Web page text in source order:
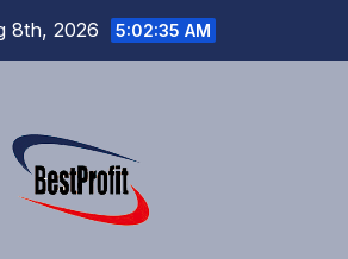
8th, 2026 5:02:36 AM